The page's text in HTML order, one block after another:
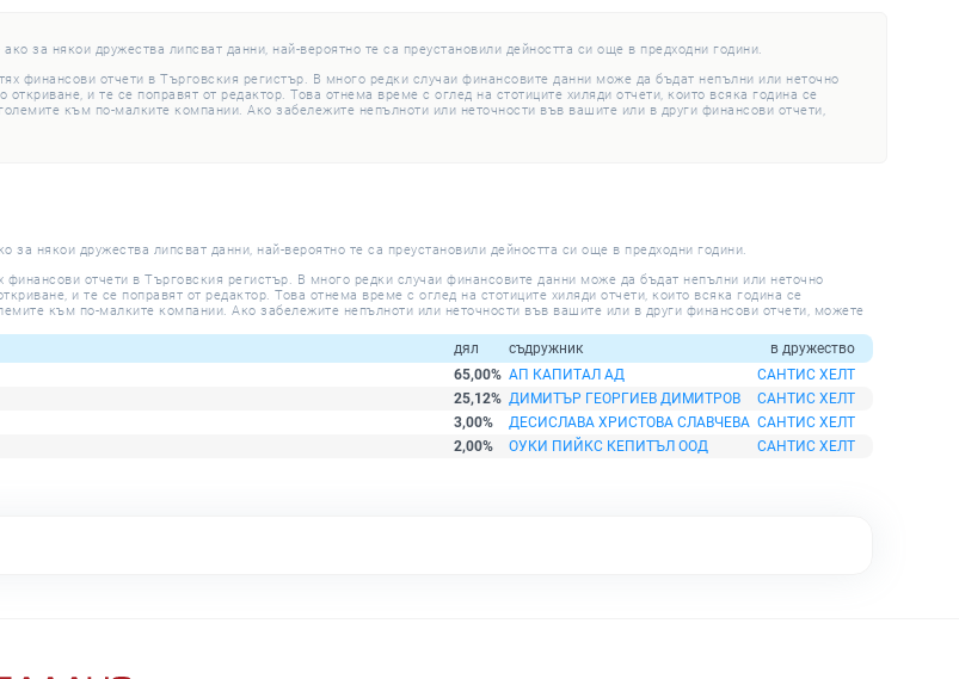
ако за някои дружества липсват данни, най-вероятно те са преустановили дейността си още в предходни години.
финансови отчети в Търговския регистър. В много редки случаи финансовите данни може да бъдат непълни или неточно
и те се поправят от редактор. Това отнема време с оглед на стотиците хиляди отчети, които всяка година се
към по-малките компании. Ако забележите непълноти или неточности във вашите или в други финансови отчети,
за някои дружества липсват данни, най-вероятно те са преустановили дейността си още в предходни години.
финансови отчети в Търговския регистър. В много редки случаи финансовите данни може да бъдат непълни или неточно
и те се поправят от редактор. Това отнема време с оглед на стотиците хиляди отчети, които всяка година се
към по-малките компании. Ако забележите непълноти или неточности във вашите или в други финансови отчети, можете
дял съдружник
в дружество
65,00% АП КАПИТАЛ АД
САНТИС ХЕЛТ
25,12% ДИМИТЪР ГЕОРГИЕВ ДИМИТРОВ
САНТИС ХЕЛТ
3,00%
ДЕСИСЛАВА ХРИСТОВА СЛАВЧЕВА САНТИС ХЕЛТ
2,00%
ОУКИ ПИЙКС КЕПИТЪЛ ООД САНТИС ХЕЛТ